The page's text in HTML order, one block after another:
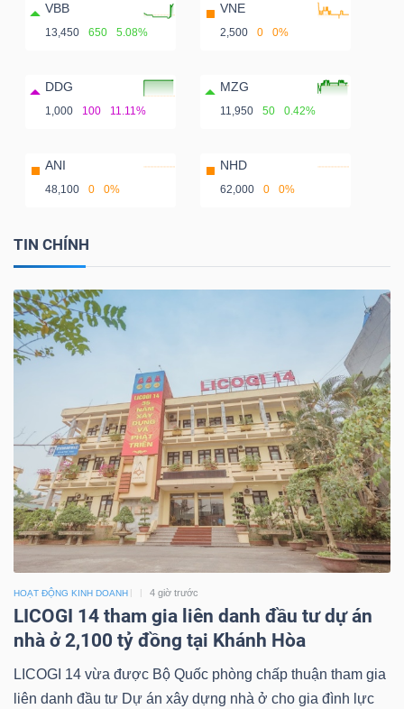
VBB
13,450 650 5.08%
VNE
2,500 0 0%
DDG
1,000 100 11.11%
MZG
11,950 50 0.42%
ANI
48,100 0 0%
NHD
62,000 0 0%
TIN CHÍNH
HOẠT ĐỘNG KINH DOANH 4 giờ trước
LICOGI 14 tham gia liên danh đầu tư dự án
nhà ở 2,100 tỷ đồng tại Khánh Hòa
LICOGI 14 vừa được Bộ Quốc phòng chấp thuận tham gia
liên danh đầu tư Dự án xây dựng nhà ở cho gia đình lực